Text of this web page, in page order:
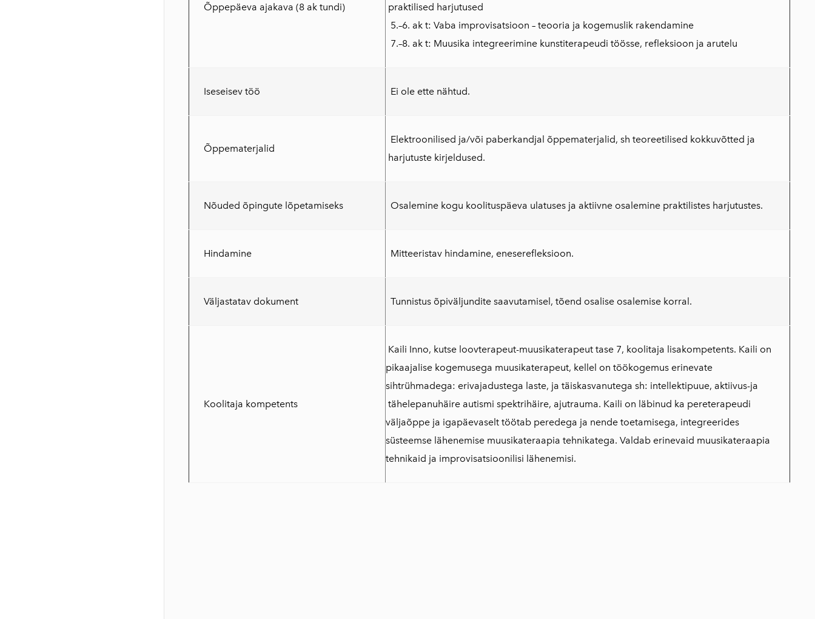
Õppepäeva ajakava (8 ak tundi)
praktilised harjutused
5.–6. ak t: Vaba improvisatsioon – teooria ja kogemuslik rakendamine
7.–8. ak t: Muusika integreerimine kunstiterapeudi töösse, refleksioon ja arutelu
Iseseisev töö Ei ole ette nähtud.
Õppematerjalid
Elektroonilised ja/või paberkandjal õppematerjalid, sh teoreetilised kokkuvõtted ja
harjutuste kirjeldused.
Nõuded õpingute lõpetamiseks Osalemine kogu koolituspäeva ulatuses ja aktiivne osalemine praktilistes harjutustes.
Hindamine Mitteeristav hindamine, eneserefleksioon.
Väljastatav dokument Tunnistus õpiväljundite saavutamisel, tõend osalise osalemise korral.
Koolitaja kompetents
Kaili Inno, kutse loovterapeut-muusikaterapeut tase 7, koolitaja lisakompetents. Kaili on
pikaajalise kogemusega muusikaterapeut, kellel on töökogemus erinevate
sihtrühmadega: erivajadustega laste, ja täiskasvanutega sh: intellektipuue, aktiivus-ja
tähelepanuhäire autismi spektrihäire, ajutrauma. Kaili on läbinud ka pereterapeudi
väljaõppe ja igapäevaselt töötab peredega ja nende toetamisega, integreerides
süsteemse lähenemise muusikateraapia tehnikatega. Valdab erinevaid muusikateraapia
tehnikaid ja improvisatsioonilisi lähenemisi.